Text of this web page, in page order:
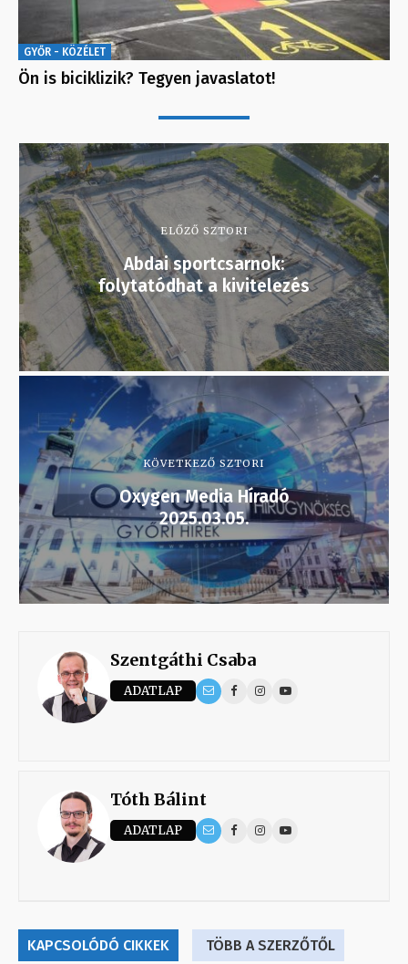
GYŐR - KÖZÉLET
Ön is biciklizik? Tegyen javaslatot!
ELŐZŐ SZTORI
Abdai sportcsarnok:
folytatódhat a kivitelezés
KÖVETKEZŐ SZTORI
Oxygen Media Híradó
2025.03.05.
Szentgáthi Csaba
ADATLAP
Tóth Bálint
ADATLAP
KAPCSOLÓDÓ CIKKEK TÖBB A SZERZŐTŐL